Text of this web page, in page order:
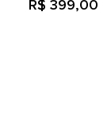
R$ 399,00